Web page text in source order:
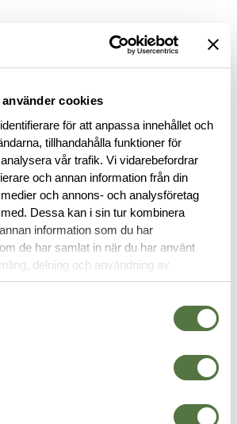
cookies
för att anpassa innehållet och
tillhandahålla funktioner för
vår trafik. Vi vidarebefordrar
och annan information från din
och annons- och analysföretag
Dessa kan i sin tur kombinera
information som du har
de har samlat in när du har använt
delning och användning av
användas för personalisering av